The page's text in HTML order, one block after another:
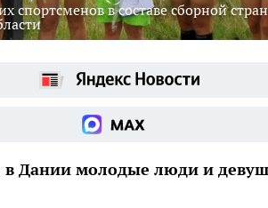
спортсменов в составе сборной
в Дании молодые люди и